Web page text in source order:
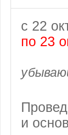
с 22
по 23
и